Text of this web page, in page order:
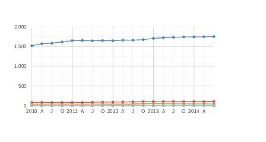
2010 2011 2012 2013 2014
A J O A J O A J O A J O A
0
500
1,000
1,500
2,000